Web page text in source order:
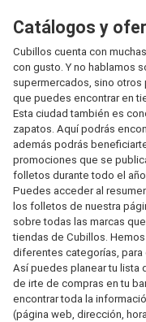
Catálogos y
Cubillos cuenta con
con gusto. Y no hablamos
supermercados, sino
que puedes encontrar en
Esta ciudad también es
zapatos. Aquí podrás
además podrás
promociones que se
folletos durante todo el
Puedes acceder al
los folletos de nuestra
sobre todas las marcas
tiendas de Cubillos.
diferentes categorías, para
Así puedes planear tu lista
de irte de compras en tu
encontrar toda la
(página web, dirección,